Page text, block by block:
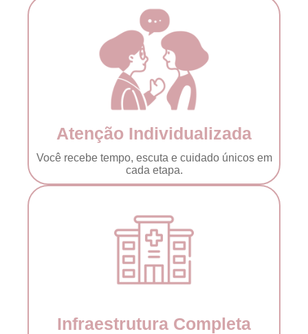
Atenção Individualizada
Você recebe tempo, escuta e cuidado únicos em
cada etaра.
Infraestrutura Completa